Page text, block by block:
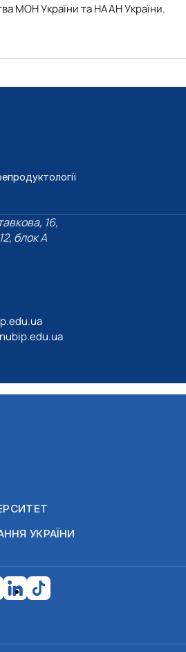
МОН України та НААН України.
16,
блок А
УКРАЇНИ